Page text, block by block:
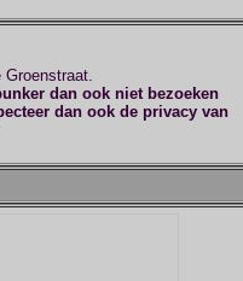
Groenstraat.
dan ook niet bezoeken
dan ook de privacy van